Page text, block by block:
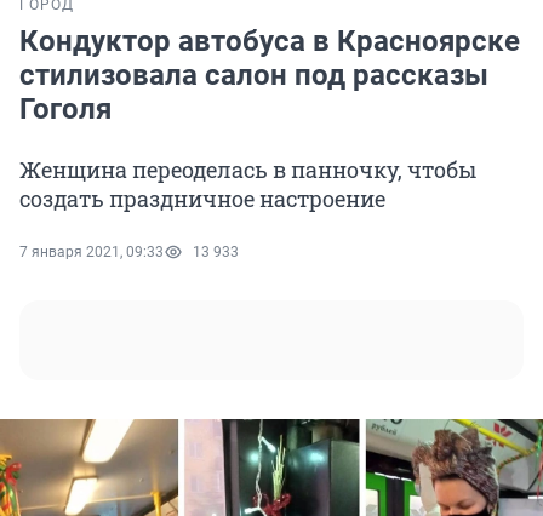
ГОРОД
Кондуктор автобуса в Красноярске
стилизовала салон под рассказы
Гоголя
Женщина переоделась в панночку, чтобы
создать праздничное настроение
7 января 2021, 09:33 13 933